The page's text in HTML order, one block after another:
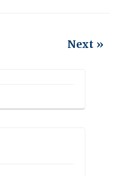
Next »